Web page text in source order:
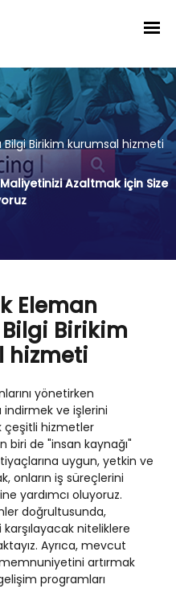
Bulundurma
Bilgi Birikim kurumsal hizmeti
Azaltmak için Size
Eleman
Birikim
hizmeti
yönetirken
indirmek ve işlerini
çeşitli hizmetler
biri de "insan kaynağı"
uygun, yetkin ve
onların iş süreçlerini
yardımcı oluyoruz.
doğrultusunda,
niteliklere
Ayrıca, mevcut
artırmak
programları